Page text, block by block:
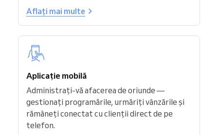
Aflați mai multe
Aplicație mobilă
Administrați-vă afacerea de oriunde —
gestionați programările, urmăriți vânzările și
rămâneți conectat cu clienții direct de pe
telefon.